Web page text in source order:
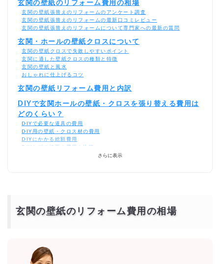
玄関の壁紙のリフォーム費用の相場
玄関の壁紙張替えのリフォームのアンケート調査
玄関の壁紙張替えのリフォームの最新口コミレビュー
玄関の壁紙張替えのリフォームについて専門家への最新の質問
玄関・ホールの壁紙クロスについて
玄関の壁紙クロスで失敗しやすいポイント
玄関に適した壁紙クロスの種類と特徴
玄関の壁紙と風水
おしゃれに仕上げるコツ
玄関の壁紙リフォーム費用と内訳
DIYで玄関ホールの壁紙・クロスを張り替える費用は
どのくらい？
DIYで必要な道具の費用
DIY用の壁紙・クロス材の費用
DIYにかかる総額費用
DIYとプロ施工の費用を比較
さらに表示
玄関の壁紙のリフォーム費用の相場